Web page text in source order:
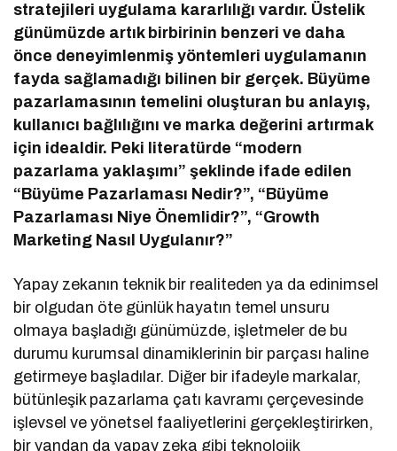
stratejileri uygulama kararlılığı vardır. Üstelik
günümüzde artık birbirinin benzeri ve daha
önce deneyimlenmiş yöntemleri uygulamanın
fayda sağlamadığı bilinen bir gerçek. Büyüme
pazarlamasının temelini oluşturan bu anlayış,
kullanıcı bağlılığını ve marka değerini artırmak
için idealdir. Peki literatürde “modern
pazarlama yaklaşımı” şeklinde ifade edilen
“Büyüme Pazarlaması Nedir?”, “Büyüme
Pazarlaması Niye Önemlidir?”, “Growth
Marketing Nasıl Uygulanır?”
Yapay zekanın teknik bir realiteden ya da edinimsel
bir olgudan öte günlük hayatın temel unsuru
olmaya başladığı günümüzde, işletmeler de bu
durumu kurumsal dinamiklerinin bir parçası haline
getirmeye başladılar. Diğer bir ifadeyle markalar,
bütünleşik pazarlama çatı kavramı çerçevesinde
işlevsel ve yönetsel faaliyetlerini gerçekleştirirken,
bir yandan da yapay zeka gibi teknolojik